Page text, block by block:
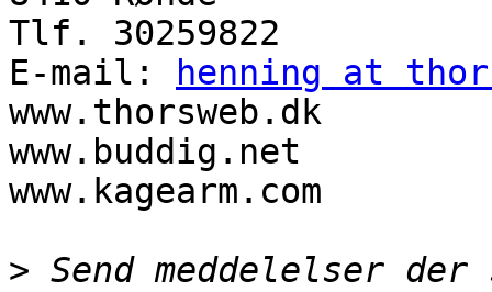
Tlf. 30259822
E-mail:
henning at
www.thorsweb.dk
www.buddig.net
www.kagearm.com
> Send meddelelser